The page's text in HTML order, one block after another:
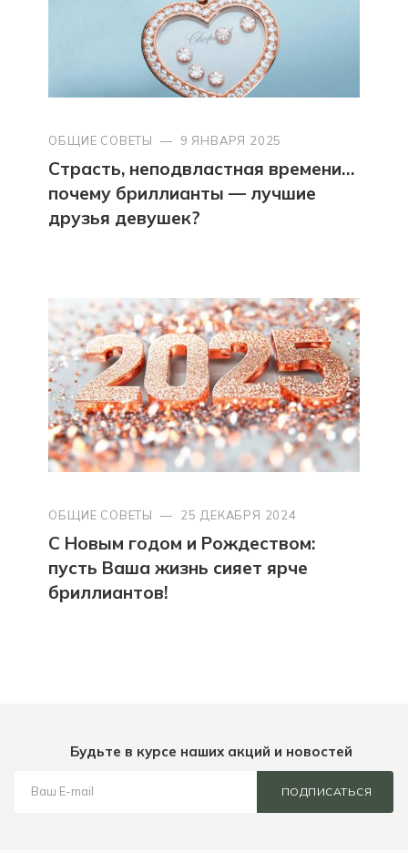
ОБЩИЕ СОВЕТЫ — 9 ЯНВАРЯ 2025
Страсть, неподвластная времени…
почему бриллианты — лучшие
друзья девушек?
ОБЩИЕ СОВЕТЫ — 25 ДЕКАБРЯ 2024
С Новым годом и Рождеством:
пусть Ваша жизнь сияет ярче
бриллиантов!
Будьте в курсе наших акций и новостей
ПОДПИСАТЬСЯ